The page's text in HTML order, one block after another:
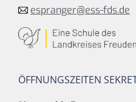
espranger@ess-fds.de
ÖFFNUNGSZEITEN